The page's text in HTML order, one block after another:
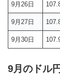
9月26日
9月27日
9月30日
9月のドル